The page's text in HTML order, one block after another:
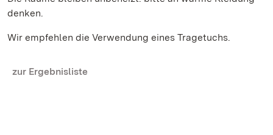
denken.
Wir empfehlen die Verwendung eines Tragetuchs.
zur Ergebnisliste